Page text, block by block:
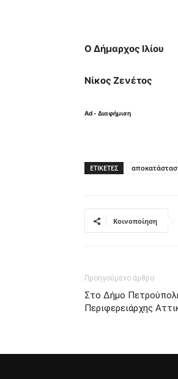
Ο Δήμαρχος Ιλίου
Νίκος Ζενέτος
Ad - Διαφήμιση
ΕΤΙΚΈΤΕΣ
Κοινοποίηση
Προηγούμενο άρθρο
Στο Δήμο
Περιφερειάρχης